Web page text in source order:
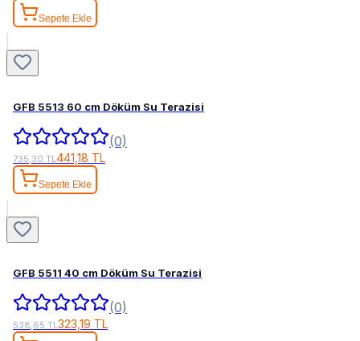
Sepete Ekle
GFB 5513 60 cm Döküm Su Terazisi
(0)
735,30 TL 441,18 TL
Sepete Ekle
GFB 5511 40 cm Döküm Su Terazisi
(0)
538,65 TL323,19 TL